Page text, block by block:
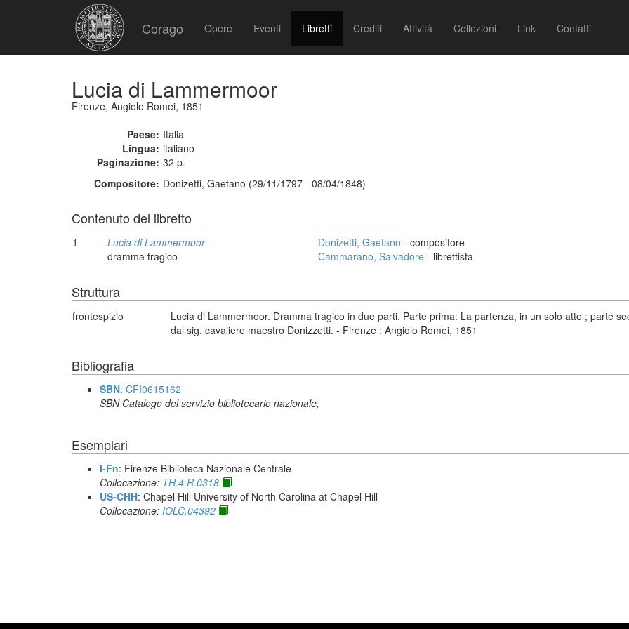
Corago Opere Eventi Libretti Crediti Attività Collezioni Link Contatti
Lucia di Lammermoor
Firenze, Angiolo Romei, 1851
Paese: Italia
Lingua: italiano
Paginazione: 32 p.
Compositore: Donizetti, Gaetano (29/11/1797 - 08/04/1848)
Contenuto del libretto
1
Lucia di Lammermoor
dramma tragico
Donizetti, Gaetano - compositore
Cammarano, Salvadore - librettista
Struttura
frontespizio
Lucia di Lammermoor. Dramma tragico in due parti. Parte prima: La partenza, in un solo atto ; parte
dal sig. cavaliere maestro Donizzetti. - Firenze : Angiolo Romei, 1851
Bibliografia
SBN: CFI0615162
SBN Catalogo del servizio bibliotecario nazionale,
Esemplari
I-Fn: Firenze Biblioteca Nazionale Centrale
Collocazione: TH.4.R.0318
US-CHH: Chapel Hill University of North Carolina at Chapel Hill
Collocazione: IOLC.04392